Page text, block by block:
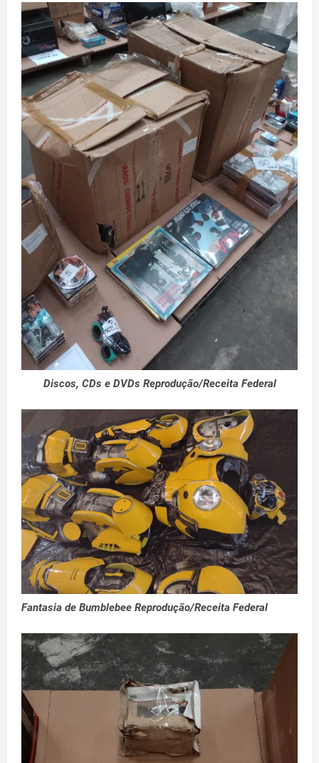
Discos, CDs e DVDs Reprodução/Receita Federal
Fantasia de Bumblebee Reprodução/Receita Federal